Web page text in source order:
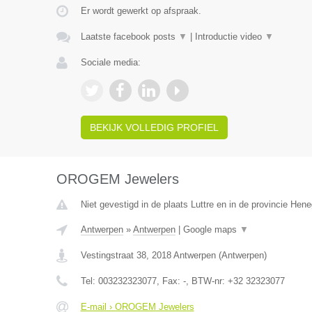
Er wordt gewerkt op afspraak.
Laatste facebook posts ▼ Introductie video ▼
Sociale media:
BEKIJK VOLLEDIG PROFIEL
OROGEM Jewelers
Niet gevestigd in de plaats Luttre en in de provincie
Antwerpen» Antwerpen| Google maps ▼
Vestingstraat 38, 2018 Antwerpen(Antwerpen)
Tel: 003232323077, Fax: -, BTW-nr: +32 32323077
E-mail › OROGEM Jewelers